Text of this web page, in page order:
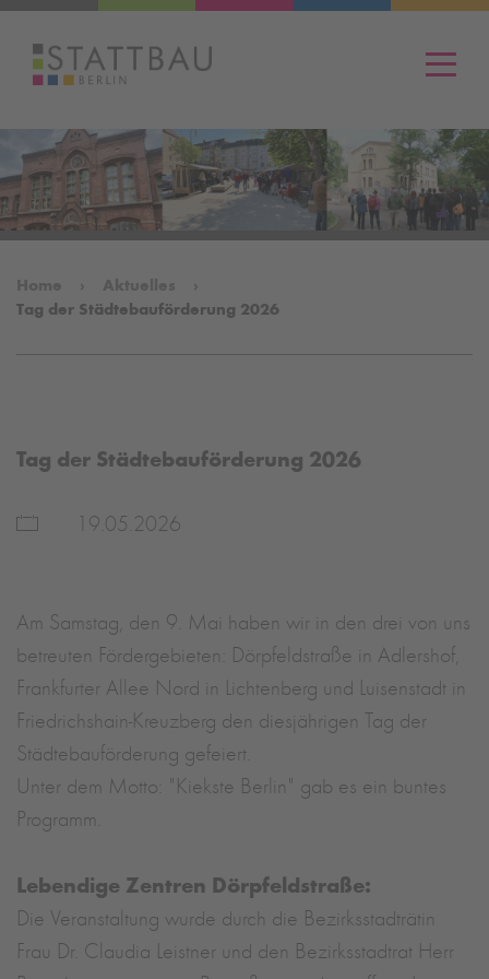
Home
Aktuelles
Tag der Städtebauförderung 2026
Tag der Städtebauförderung 2026
19.05.2026
Am Samstag, den 9. Mai haben wir in den drei von uns
betreuten Fördergebieten: Dörpfeldstraße in Adlershof,
Frankfurter Allee Nord in Lichtenberg und Luisenstadt in
Friedrichshain-Kreuzberg den diesjährigen Tag der
Städtebauförderung gefeiert.
Unter dem Motto: "Kiekste Berlin" gab es ein buntes
Programm.
Lebendige Zentren Dörpfeldstraße:
Die Veranstaltung wurde durch die Bezirksstadträtin
Frau Dr. Claudia Leistner und den Bezirksstadtrat Herr